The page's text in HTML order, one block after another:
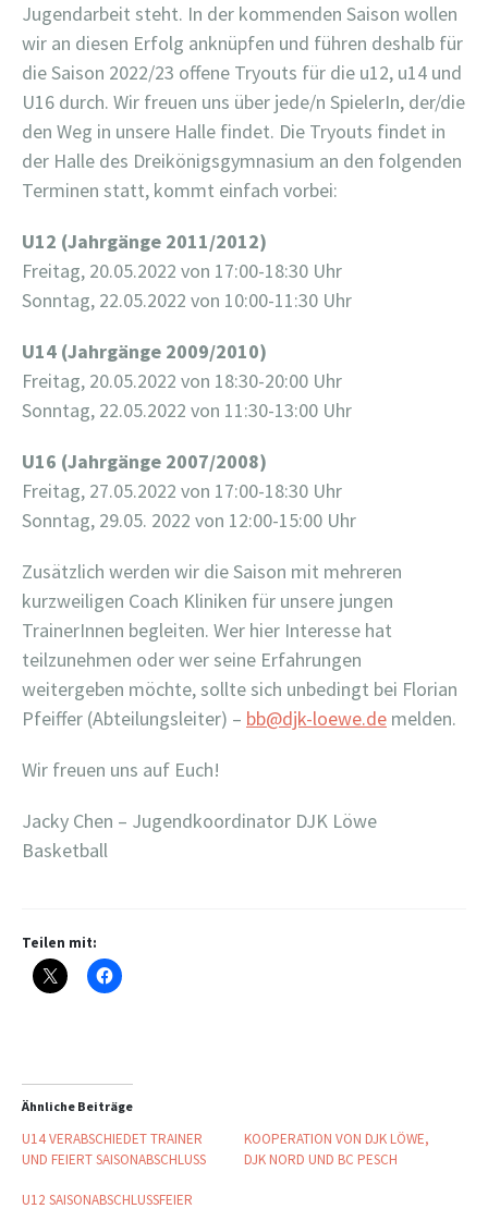
Jugendarbeit steht. In der kommenden Saison wollen
wir an diesen Erfolg anknüpfen und führen deshalb für
die Saison 2022/23 offene Tryouts für die u12, u14 und
U16 durch. Wir freuen uns über jede/n SpielerIn, der/die
den Weg in unsere Halle findet. Die Tryouts findet in
der Halle des Dreikönigsgymnasium an den folgenden
Terminen statt, kommt einfach vorbei:
U12 (Jahrgänge 2011/2012)
Freitag, 20.05.2022 von 17:00-18:30 Uhr
Sonntag, 22.05.2022 von 10:00-11:30 Uhr
U14 (Jahrgänge 2009/2010)
Freitag, 20.05.2022 von 18:30-20:00 Uhr
Sonntag, 22.05.2022 von 11:30-13:00 Uhr
U16 (Jahrgänge 2007/2008)
Freitag, 27.05.2022 von 17:00-18:30 Uhr
Sonntag, 29.05. 2022 von 12:00-15:00 Uhr
Zusätzlich werden wir die Saison mit mehreren
kurzweiligen Coach Kliniken für unsere jungen
TrainerInnen begleiten. Wer hier Interesse hat
teilzunehmen oder wer seine Erfahrungen
weitergeben möchte, sollte sich unbedingt bei Florian
Pfeiffer (Abteilungsleiter) – bb@djk-loewe.de melden.
Wir freuen uns auf Euch!
Jacky Chen – Jugendkoordinator DJK Löwe
Basketball
Teilen mit:
Ähnliche Beiträge
U14 VERABSCHIEDET TRAINER
UND FEIERT SAISONABSCHLUSS
KOOPERATION VON DJK LÖWE,
DJK NORD UND BC PESCH
U12 SAISONABSCHLUSSFEIER